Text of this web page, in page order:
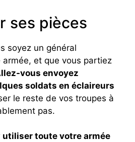
ses pièces
soyez un général
et que vous partiez
vous envoyez
soldats en éclaireurs
le reste de vos troupes à
pas.
utiliser toute votre armée